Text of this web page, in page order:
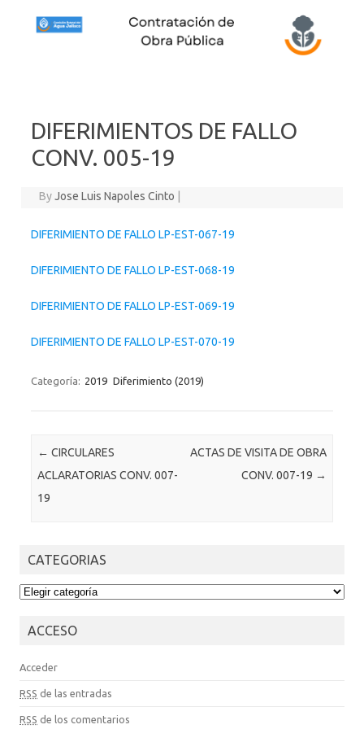
DIFERIMIENTOS DE FALLO
CONV. 005-19
ByJose Luis Napoles Cinto
DIFERIMIENTO DE FALLO LP-EST-067-19
DIFERIMIENTO DE FALLO LP-EST-068-19
DIFERIMIENTO DE FALLO LP-EST-069-19
DIFERIMIENTO DE FALLO LP-EST-070-19
Categoría: 2019 Diferimiento (2019)
Post navigation
← CIRCULARES
ACLARATORIAS CONV. 007-
19
ACTAS DE VISITA DE OBRA
CONV. 007-19 →
CATEGORIAS
CATEGORIAS
ACCESO
Acceder
RSS de las entradas
RSS de los comentarios